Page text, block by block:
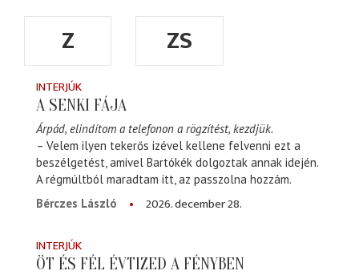
Z
ZS
INTERJÚK
A SENKI FÁJA
Árpád, elindítom a telefonon a rögzítést, kezdjük.
– Velem ilyen tekerős izével kellene felvenni ezt a
beszélgetést, amivel Bartókék dolgoztak annak idején.
A régmúltból maradtam itt, az passzolna hozzám.
Bérczes László
2026. december 28.
INTERJÚK
ÖT ÉS FÉL ÉVTIZED A FÉNYBEN